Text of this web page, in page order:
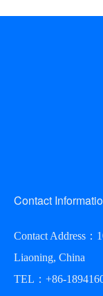
Contact
Contact Address：
Liaoning, China
TEL：+86-